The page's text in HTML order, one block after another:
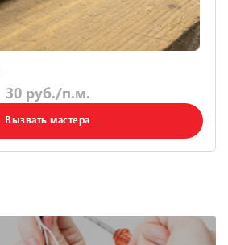
30 руб./п.м.
Вызвать мастера